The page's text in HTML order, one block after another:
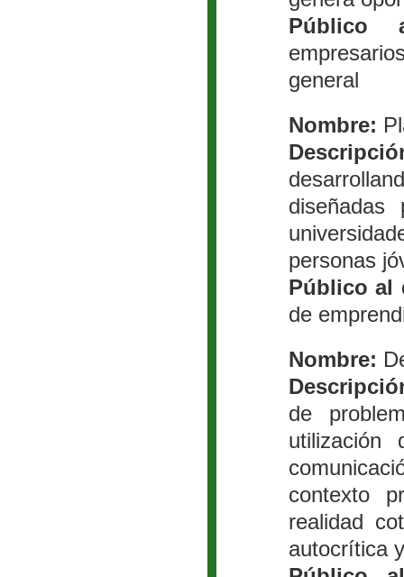
Público
general
Nombre:
diseñadas
personas
Público al
de
Nombre:
de
contexto
realidad
autocrítica